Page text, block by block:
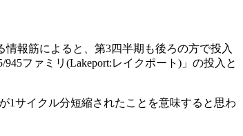
報筋によると、第3四半期も後ろの方で投入
ファミリ(Lakeport:レイクポート)」の投入と
1サイクル分短縮されたことを意味すると思わ